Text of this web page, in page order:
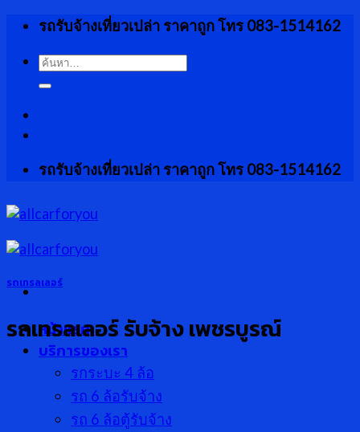
Skip
content
รถรับจ้างเที่ยวเปล่า ราคาถูก โทร 083-1514162
ค้นหา:
รถรับจ้างเที่ยวเปล่า ราคาถูก โทร 083-1514162
หน้าแรก
บริการของเรา
รกระบะ 4 ล้อ
รถ 6 ล้อรับจ้าง
รถ 6 ล้อตู้รับจ้าง
รถเทรลเลอร์
รถเทรลเลอร์ รับจ้าง เพชรบูรณ์